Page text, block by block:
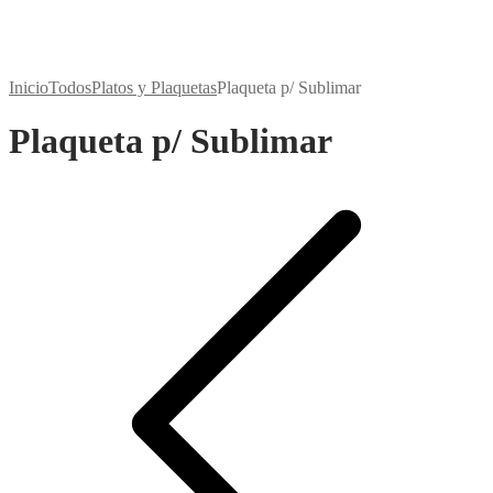
InicioTodosPlatos y PlaquetasPlaqueta p/ Sublimar
Plaqueta p/ Sublimar